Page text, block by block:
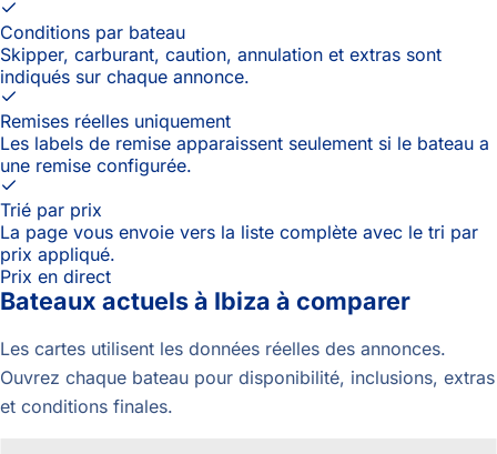
Conditions par bateau
Skipper, carburant, caution, annulation et extras sont
indiqués sur chaque annonce.
Remises réelles uniquement
Les labels de remise apparaissent seulement si le bateau a
une remise configurée.
Trié par prix
La page vous envoie vers la liste complète avec le tri par
prix appliqué.
Prix en direct
Bateaux actuels à Ibiza à comparer
Les cartes utilisent les données réelles des annonces.
Ouvrez chaque bateau pour disponibilité, inclusions, extras
et conditions finales.